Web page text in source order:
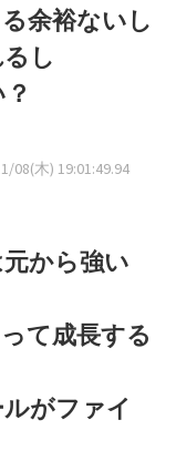
余裕ないし
し
08(木) 19:01:49.94
から強い
て成長する
がファイ